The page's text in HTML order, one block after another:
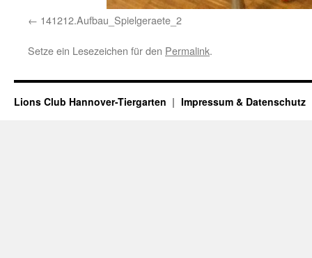
141212.Aufbau_Spielgeraete_2
Setze ein Lesezeichen für den Permalink.
Lions Club Hannover-Tiergarten Impressum & Datenschutz